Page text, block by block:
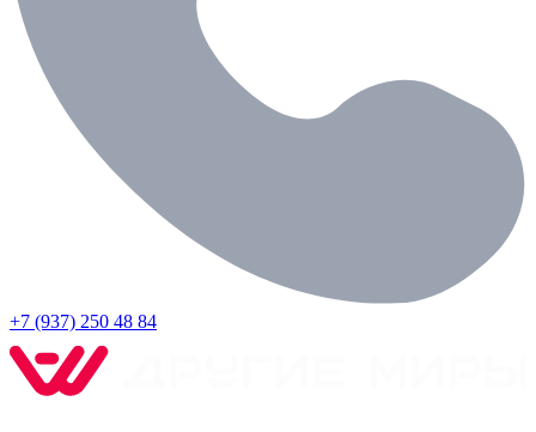
+7 (937) 250 48 84